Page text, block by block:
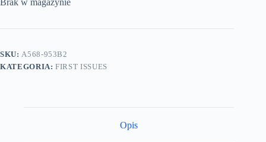
SKU: A568-953B2
KATEGORIA:FIRST ISSUES
Opis